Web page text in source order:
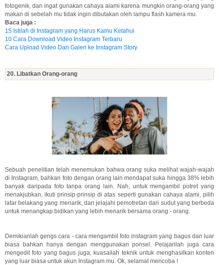
fotogenik, dan ingat gunakan cahaya alami karena mungkin orang-orang yang
makan di sebelah mu tidak ingin dibutakan oleh lampu flash kamera mu.
Baca juga :
15 Istilah di Instagram yang Harus Kamu Ketahui
10 Cara Download Video Instagram Terbaru
Cara Upload Video Dari Galeri ke Instagram Story
20. Libatkan Orang-orang
Sebuah penelitian telah menemukan bahwa orang suka melihat wajah-wajah
di Instagram, bahkan foto dengan orang lain mendapat suka hingga 38% lebih
banyak daripada foto tanpa orang lain. Nah, untuk mengambil potret yang
menakjubkan, ikuti prinsip-prinsip di atas seperti gunakan cahaya alami, pilih
latar belakang yang menarik, dan jelajahi pemotretan dari sudut yang berbeda
untuk menangkap bidikan yang lebih menarik bersama orang - orang.
Demikianlah gengs cara - cara mengambil foto instagram yang bagus dan luar
biasa bahkan hanya dengan menggunakan ponsel. Pelajarilah juga cara
mengedit foto yang bagus juga, kuasailah teknik untuk menghasilkan konten
yang luar biasa untuk akun Instagram mu. Ok, selamat mencoba !